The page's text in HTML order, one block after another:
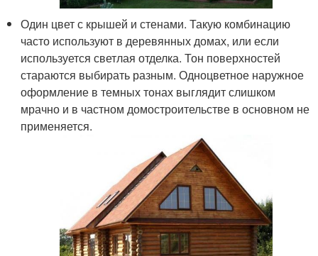
Один цвет с крышей и стенами. Такую комбинацию
часто используют в деревянных домах, или если
используется светлая отделка. Тон поверхностей
стараются выбирать разным. Одноцветное наружное
оформление в темных тонах выглядит слишком
мрачно и в частном домостроительстве в основном не
применяется.